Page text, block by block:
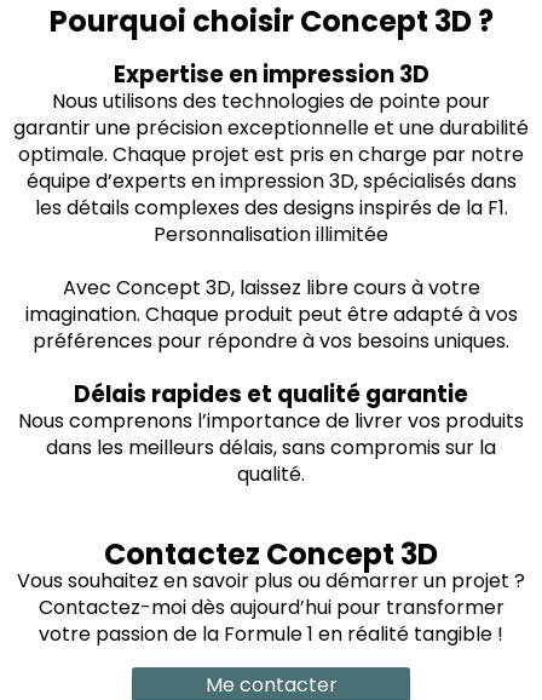
Pourquoi choisir Concept 3D ?
Expertise en impression 3D
Nous utilisons des technologies de pointe pour
garantir une précision exceptionnelle et une durabilité
optimale. Chaque projet est pris en charge par notre
équipe d’experts en impression 3D, spécialisés dans
les détails complexes des designs inspirés de la F1.
Personnalisation illimitée
Avec Concept 3D, laissez libre cours à votre
imagination. Chaque produit peut être adapté à vos
préférences pour répondre à vos besoins uniques.
Délais rapides et qualité garantie
Nous comprenons l’importance de livrer vos produits
dans les meilleurs délais, sans compromis sur la
qualité.
Contactez Concept 3D
Vous souhaitez en savoir plus ou démarrer un projet ?
Contactez-moi dès aujourd’hui pour transformer
votre passion de la Formule 1 en réalité tangible !
Me contacter